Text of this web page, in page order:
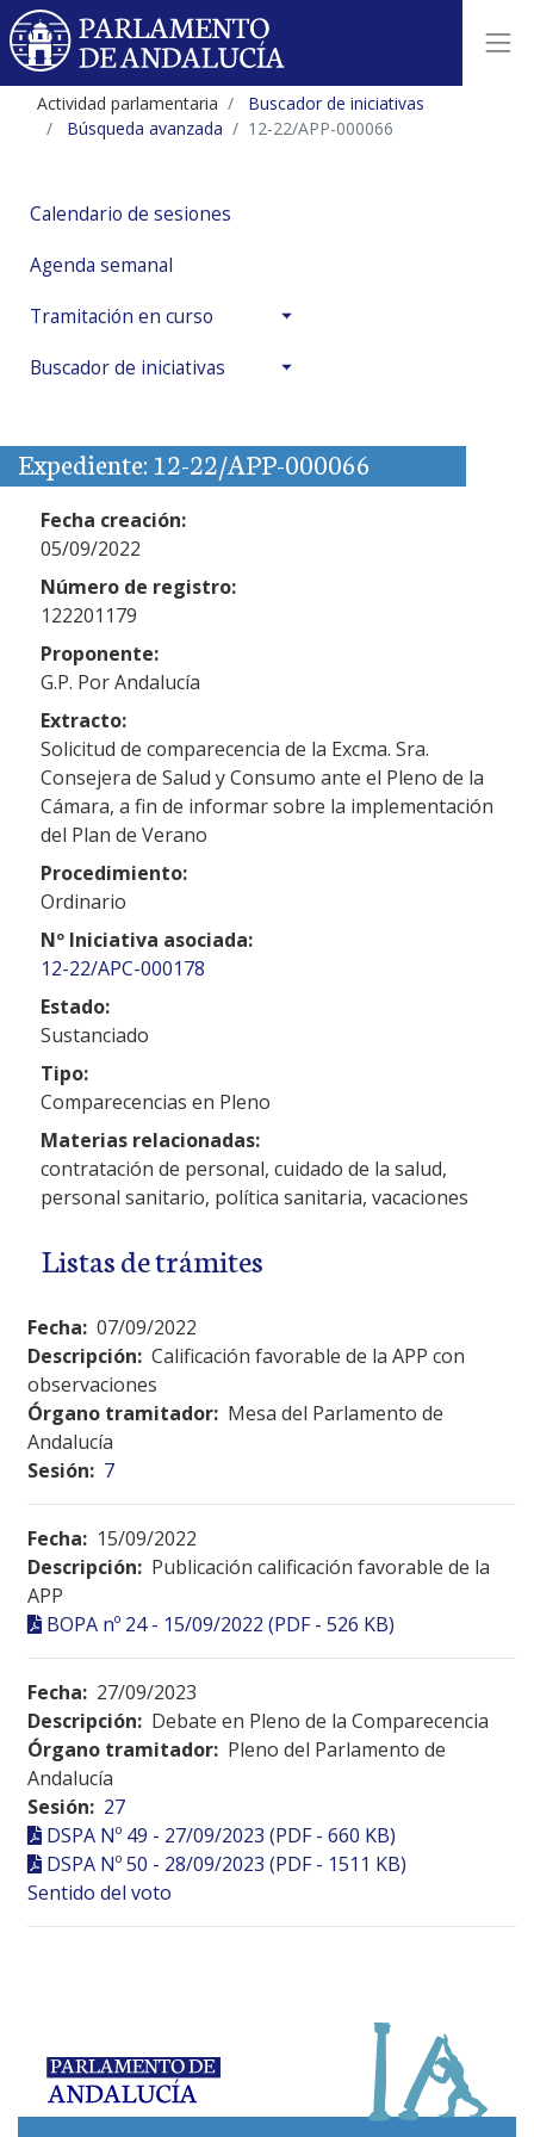
Actividad parlamentaria
Buscador de iniciativas
Búsqueda avanzada
12-22/APP-000066
Calendario de sesiones
Agenda semanal
Tramitación en curso
Buscador de iniciativas
Expediente: 12-22/APP-000066
Fecha creación:
05/09/2022
Número de registro:
122201179
Proponente:
G.P. Por Andalucía
Extracto:
Solicitud de comparecencia de la Excma. Sra.
Consejera de Salud y Consumo ante el Pleno de la
Cámara, a fin de informar sobre la implementación
del Plan de Verano
Procedimiento:
Ordinario
Nº Iniciativa asociada:
12-22/APC-000178
Estado:
Sustanciado
Tipo:
Comparecencias en Pleno
Materias relacionadas:
contratación de personal, cuidado de la salud,
personal sanitario, política sanitaria, vacaciones
Listas de trámites
Fecha: 07/09/2022
Descripción: Calificación favorable de la APP con
observaciones
Órgano tramitador: Mesa del Parlamento de
Andalucía
Sesión: 7
Fecha: 15/09/2022
Descripción: Publicación calificación favorable de la
APP
BOPA nº 24 - 15/09/2022 (PDF - 526 KB)
Fecha: 27/09/2023
Descripción: Debate en Pleno de la Comparecencia
Órgano tramitador: Pleno del Parlamento de
Andalucía
Sesión: 27
DSPA Nº 49 - 27/09/2023 (PDF - 660 KB)
DSPA Nº 50 - 28/09/2023 (PDF - 1511 KB)
Sentido del voto